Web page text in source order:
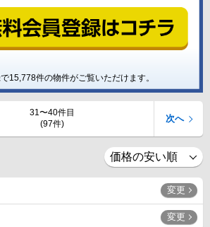
15,778件の物件がご覧いただけます。
31〜40件目
(97件)
次へ
変更
変更